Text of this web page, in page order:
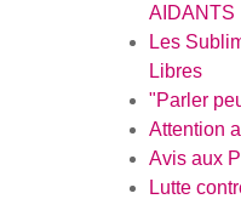
AIDANTS
Les
Libres
"Parler
Attention
Avis aux
Lutte